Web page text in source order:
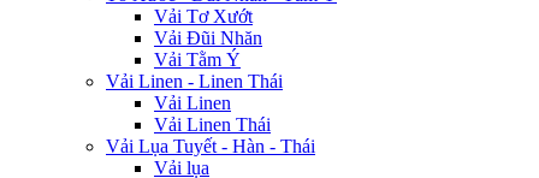
Vải Tơ Xướt
Vải Đũi Nhăn
Vải Tằm Ý
Vải Linen - Linen Thái
Vải Linen
Vải Linen Thái
Vải Lụa Tuyết - Hàn - Thái
Vải lụa